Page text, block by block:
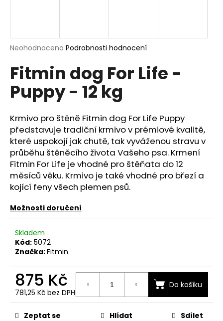
Průměrné
produktu
je
0,0
hvězdiček.
Neohodnoceno Podrobnosti hodnocení
Fitmin dog For Life -
Puppy - 12 kg
Krmivo pro štěně Fitmin dog For Life Puppy
představuje tradiční krmivo v prémiové kvalitě,
které uspokojí jak chutě, tak vyváženou stravu v
průběhu štěněcího života Vašeho psa. Krmení
Fitmin For Life je vhodné pro štěňata do 12
měsíců věku. Krmivo je také vhodné pro březí a
kojící feny všech plemen psů.
Možnosti doručení
Skladem
Kód: 5072
Značka:Fitmin
875 Kč
781,25 Kč bez DPH
Měrná
cena:
Do košíku
Zeptat se Hlídat Sdílet
í
t
?
HLEDAT
D
o
p
o
r
u
u
e
m